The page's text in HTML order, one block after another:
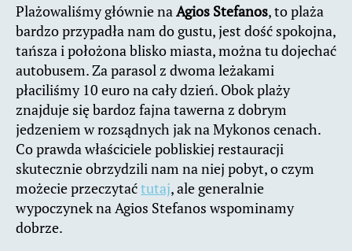
Plażowaliśmy głównie na Agios Stefanos, to plaża
bardzo przypadła nam do gustu, jest dość spokojna,
tańsza i położona blisko miasta, można tu dojechać
autobusem. Za parasol z dwoma leżakami
płaciliśmy 10 euro na cały dzień. Obok plaży
znajduje się bardoz fajna tawerna z dobrym
jedzeniem w rozsądnych jak na Mykonos cenach.
Co prawda właściciele pobliskiej restauracji
skutecznie obrzydzili nam na niej pobyt, o czym
możecie przeczytaćtutaj, ale generalnie
wypoczynek na Agios Stefanos wspominamy
dobrze.